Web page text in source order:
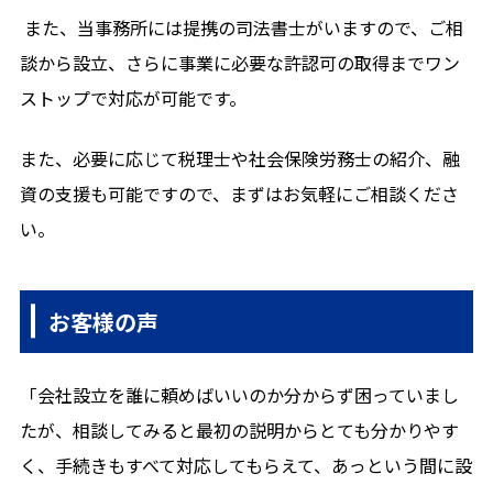
また、当事務所には提携の司法書士がいますので、ご相
談から設立、さらに事業に必要な許認可の取得までワン
ストップで対応が可能です。
また、必要に応じて税理士や社会保険労務士の紹介、融
資の支援も可能ですので、まずはお気軽にご相談くださ
い。
お客様の声
「会社設立を誰に頼めばいいのか分からず困っていまし
たが、相談してみると最初の説明からとても分かりやす
く、手続きもすべて対応してもらえて、あっという間に設